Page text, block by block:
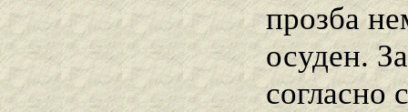
прозба
осуден.
согласно